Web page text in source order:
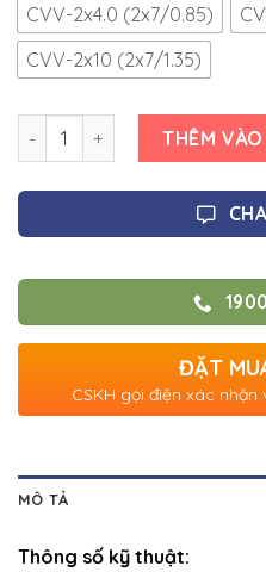
CVV-2x4.0 (2x7/0.85)
CVV-2x10 (2x7/1.35)
Số lượng THÊM
ĐẶT
CSKH gọi điện xác
MÔ TẢ
Thông số kỹ thuật: